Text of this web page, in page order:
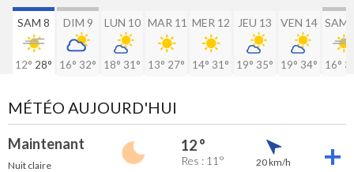
SAM 8
12° 28°
DIM 9
16° 32°
LUN 10
18° 31°
MAR 11
13° 27°
MER 12
14° 31°
JEU 13
19° 35°
VEN 14
19° 34°
SAM
16°
MÉTÉO AUJOURD'HUI
Maintenant
Nuit claire
12 °
Res : 11° 20 km/h